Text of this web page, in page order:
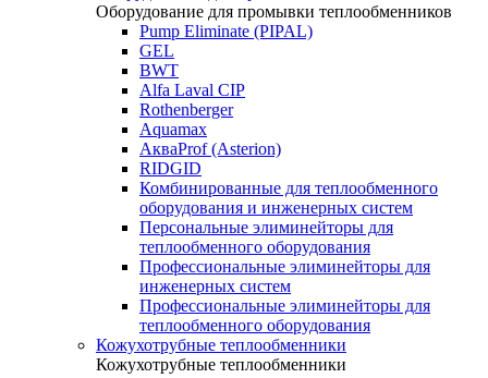
Оборудование для промывки теплообменников
Pump Eliminate (PIPAL)
GEL
BWT
Alfa Laval CIP
Rothenberger
Aquamax
АкваProf (Asterion)
RIDGID
Комбинированные для теплообменного
оборудования и инженерных систем
Персональные элиминейторы для
теплообменного оборудования
Профессиональные элиминейторы для
инженерных систем
Профессиональные элиминейторы для
теплообменного оборудования
Кожухотрубные теплообменники
Кожухотрубные теплообменники